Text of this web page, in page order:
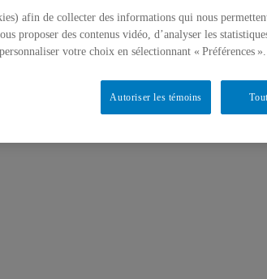
afin de collecter des informations qui nous
proposer des contenus vidéo, d’analyser les
votre choix en sélectionnant « Préférences ».
Autoriser les témoins